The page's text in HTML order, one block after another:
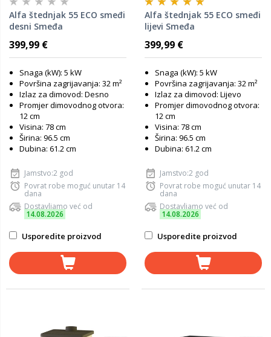
Alfa štednjak 55 ECO smeđi
desni Smeđa
399,99 €
Snaga (kW): 5 kW
Površina zagrijavanja: 32 m²
Izlaz za dimovod: Desno
Promjer dimovodnog otvora:
12 cm
Visina: 78 cm
Širina: 96.5 cm
Dubina: 61.2 cm
Jamstvo:2 god
Povrat robe moguć unutar 14
dana
Dostavljamo već od
14.08.2026
Usporedite proizvod
Alfa štednjak 55 ECO smeđi
lijevi Smeđa
399,99 €
Snaga (kW): 5 kW
Površina zagrijavanja: 32 m²
Izlaz za dimovod: Lijevo
Promjer dimovodnog otvora:
12 cm
Visina: 78 cm
Širina: 96.5 cm
Dubina: 61.2 cm
Jamstvo:2 god
Povrat robe moguć unutar 14
dana
Dostavljamo već od
14.08.2026
Usporedite proizvod